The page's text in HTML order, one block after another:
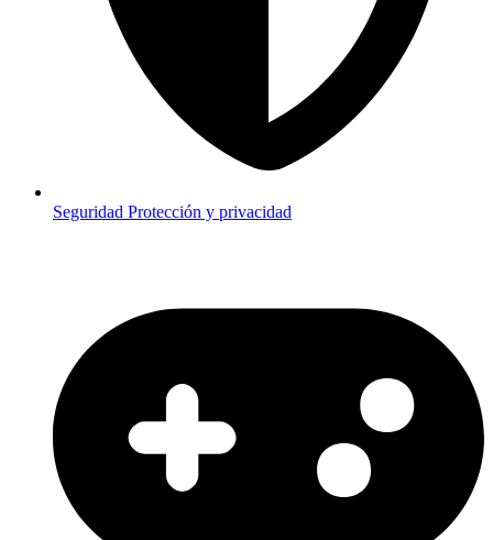
Seguridad Protección y privacidad